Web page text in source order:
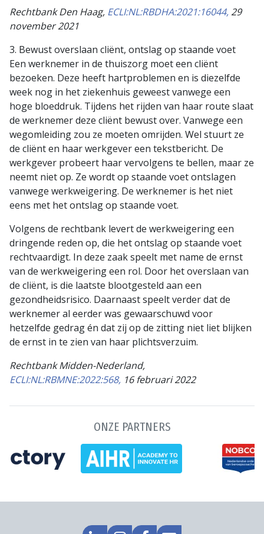
Rechtbank Den Haag, ECLI:NL:RBDHA:2021:16044, 29
november 2021
3. Bewust overslaan cliënt, ontslag op staande voet
Een werknemer in de thuiszorg moet een cliënt
bezoeken. Deze heeft hartproblemen en is diezelfde
week nog in het ziekenhuis geweest vanwege een
hoge bloeddruk. Tijdens het rijden van haar route slaat
de werknemer deze cliënt bewust over. Vanwege een
wegomleiding zou ze moeten omrijden. Wel stuurt ze
de cliënt en haar werkgever een tekstbericht. De
werkgever probeert haar vervolgens te bellen, maar ze
neemt niet op. Ze wordt op staande voet ontslagen
vanwege werkweigering. De werknemer is het niet
eens met het ontslag op staande voet.
Volgens de rechtbank levert de werkweigering een
dringende reden op, die het ontslag op staande voet
rechtvaardigt. In deze zaak speelt met name de ernst
van de werkweigering een rol. Door het overslaan van
de cliënt, is die laatste blootgesteld aan een
gezondheidsrisico. Daarnaast speelt verder dat de
werknemer al eerder was gewaarschuwd voor
hetzelfde gedrag én dat zij op de zitting niet liet blijken
de ernst in te zien van haar plichtsverzuim.
Rechtbank Midden-Nederland,
ECLI:NL:RBMNE:2022:568, 16 februari 2022
ONZE PARTNERS